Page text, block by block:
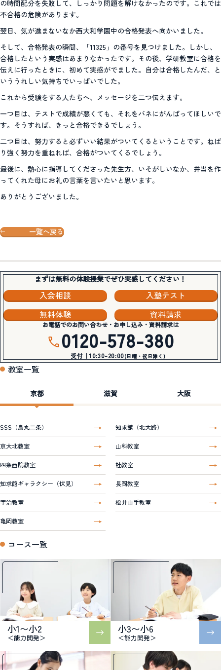
の時間配分を失敗して、しっかり問題を解けなかったのです。これでは
不合格の危険があります。
翌日、気が進まないなか西大和学園中の合格発表へ向かいました。
そして、合格発表の瞬間、「11325」の番号を見つけました。しかし、
合格したという実感はあまりなかったです。その後、学研教室に合格を
伝えに行ったときに、初めて実感がでました。自分は合格したんだ、と
いううれしい気持ちでいっぱいでした。
これから受験をする人たちへ、メッセージを二つ伝えます。
一つ目は、テストで成績が悪くても、それをバネにがんばってほしいで
す。そうすれば、きっと合格できるでしょう。
二つ目は、努力すると必ずいい結果がついてくるということです。ねば
り強く努力を重ねれば、合格がついてくるでしょう。
最後に、熱心に指導してくださった先生方、いそがしいなか、弁当を作
ってくれた母にお礼の言葉を言いたいと思います。
ありがとうございました。
一覧へ戻る
まずは無料の体験授業でぜひ実感してください！
入会相談
入塾テスト
無料体験
資料請求
お電話でのお問い合わせ・お申し込み・資料請求は
0120-578-380
受付｜10:30-20:00(日曜・祝日除く)
教室一覧
京都 滋賀 大阪
SSS（烏丸二条） 知求館（北大路）
京大北教室 山科教室
四条西院教室 桂教室
知求館ギャラクシー（伏見） 長岡教室
宇治教室 松井山手教室
亀岡教室
コース一覧
小1〜小2
＜能力開発＞
小3〜小6
＜能力開発＞